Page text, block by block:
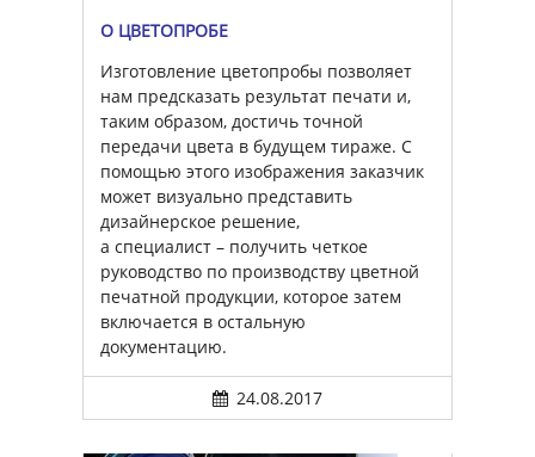
О ЦВЕТОПРОБЕ
Изготовление цветопробы позволяет
нам предсказать результат печати и,
таким образом, достичь точной
передачи цвета в будущем тираже. С
помощью этого изображения заказчик
может визуально представить
дизайнерское решение,
а специалист – получить четкое
руководство по производству цветной
печатной продукции, которое затем
включается в остальную
документацию.
24.08.2017